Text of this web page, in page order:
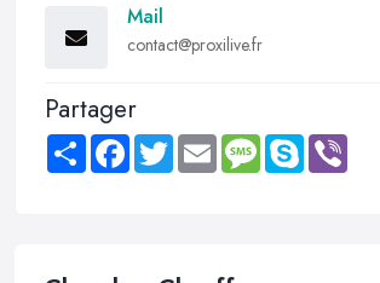
Mail
contact@proxilive.fr
Partager
Share FacebookTwitter Email MessageSkype